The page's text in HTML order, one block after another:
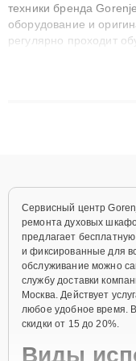
техники бренда
оборудование и
регулярно проходит
технику с
Сервисный центр
ремонта духовых
предлагает
и фиксированные для
обслуживание можно
службу доставки
Москва. Действует
любое удобное время.
скидки от 15 до 20%.
Виды